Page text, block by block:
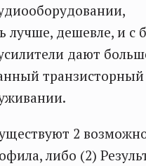
лучше, дешевле, и с
дают
транзисторный
2
либо (2)